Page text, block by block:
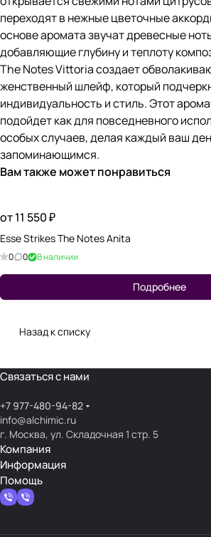
переходят в нежные цветочные
основе аромата звучат древесные
добавляющие глубину и теплоту
The Notes Vittoria создает
женственный шлейф, который
индивидуальность и стиль. Этот
подойдет как для повседневного
особых случаев, делая каждый ваш
запоминающимся.
Вам также может понравиться
от 11 550 ₽
Esse Strikes The Notes Anita
0 0 В наличии
Подробнее
Назад к списку
Связаться с нами
+7 977-480-94-82
info@alchimic.ru
г. Москва, ул. Складочная 1 стр. 5
Компания
Информация
Помощь